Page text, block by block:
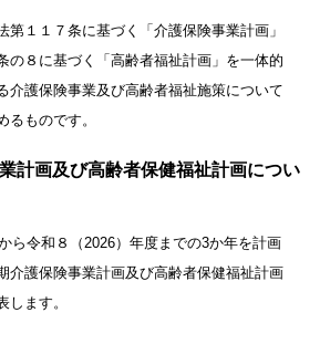
１１７条に基づく「介護保険事業計画」
の８に基づく「高齢者福祉計画」を一体的
介護保険事業及び高齢者福祉施策について
るものです。
計画及び高齢者保健福祉計画につい
ら令和８（2026）年度までの3か年を計画
介護保険事業計画及び高齢者保健福祉計画
します。